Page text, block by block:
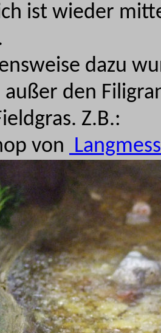
ist wieder
dazu
außer den
Z.B.:
von